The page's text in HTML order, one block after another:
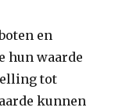
en
hun waarde
tot
kunnen